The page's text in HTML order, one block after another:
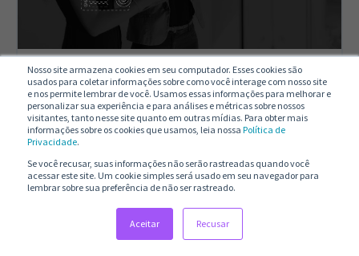
Nosso site armazena cookies em seu computador. Esses cookies são
usados para coletar informações sobre como você interage com nosso site
e nos permite lembrar de você. Usamos essas informações para melhorar e
personalizar sua experiência e para análises e métricas sobre nossos
visitantes, tanto nesse site quanto em outras mídias. Para obter mais
informações sobre os cookies que usamos, leia nossa Política de
Privacidade.
Se você recusar, suas informações não serão rastreadas quando você
acessar este site. Um cookie simples será usado em seu navegador para
lembrar sobre sua preferência de não ser rastreado.
Aceitar Recusar
Plano de
Desenvolvimento
Individual: Estratégia e
Benefícios